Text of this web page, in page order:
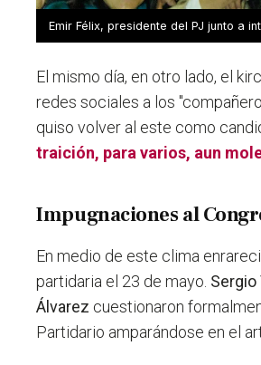
Emir Félix, presidente del PJ junto a
El mismo día, en otro lado, el
redes sociales a los
quiso volver al este como
traición, para varios, aun
Impugnaciones al
En medio de este clima
partidaria el 23 de mayo.
Álvarez cuestionaron
Partidario amparándose en el